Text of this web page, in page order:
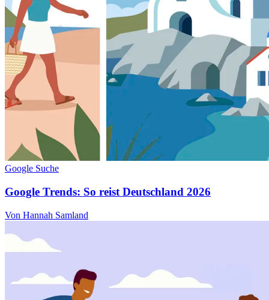
Google Suche
Google Trends: So reist Deutschland 2026
Von Hannah Samland